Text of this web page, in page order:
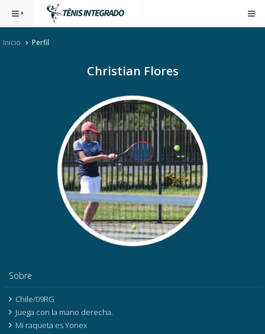
Inicio Perfil
Christian Flores
Sobre
Chile/09RG
Juega con la mano derecha.
Mi raqueta es Yonex